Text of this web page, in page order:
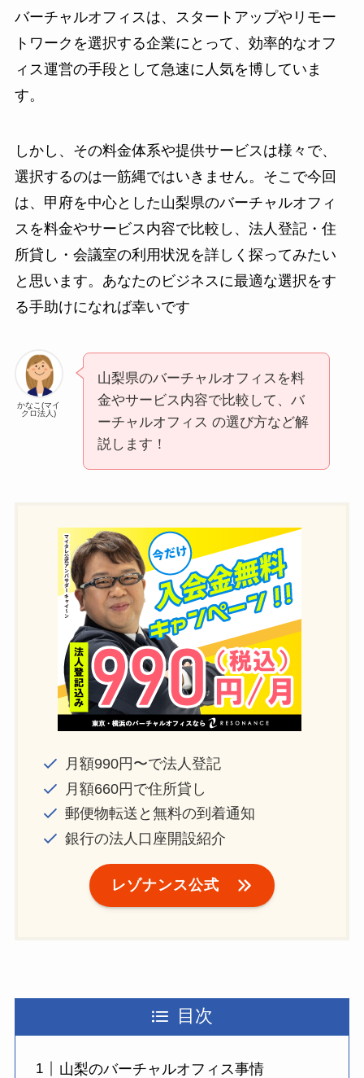
バーチャルオフィスは、スタートアップやリモー
トワークを選択する企業にとって、効率的なオフ
ィス運営の手段として急速に人気を博していま
す。
しかし、その料金体系や提供サービスは様々で、
選択するのは一筋縄ではいきません。そこで今回
は、甲府を中心とした山梨県のバーチャルオフィ
スを料金やサービス内容で比較し、法人登記・住
所貸し・会議室の利用状況を詳しく探ってみたい
と思います。あなたのビジネスに最適な選択をす
る手助けになれば幸いです
かなこ(マイ
クロ法人)
山梨県のバーチャルオフィスを料
金やサービス内容で比較して、バ
ーチャルオフィス の選び方など解
説します！
月額990円〜で法人登記
月額660円で住所貸し
郵便物転送と無料の到着通知
銀行の法人口座開設紹介
レゾナンス公式
目次
山梨のバーチャルオフィス事情